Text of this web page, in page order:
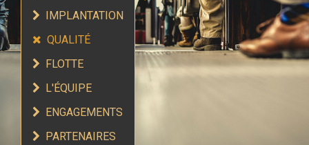
IMPLANTATION
QUALITÉ
FLOTTE
L'ÉQUIPE
ENGAGEMENTS
PARTENAIRES